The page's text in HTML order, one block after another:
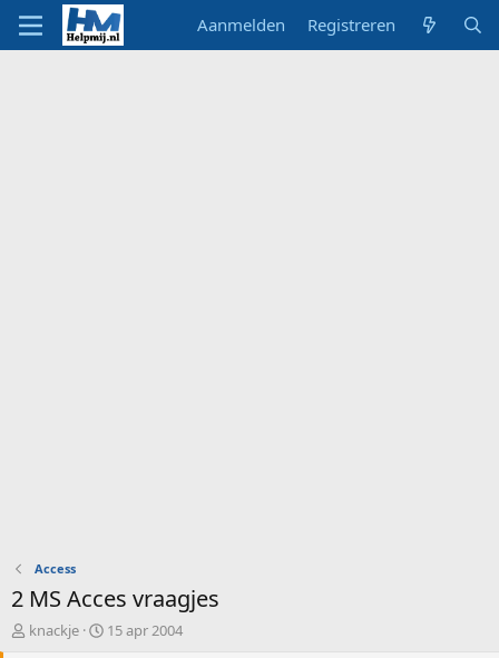
Aanmelden Registreren
Access
2 MS Acces vraagjes
O
knackje
S15 apr 2004